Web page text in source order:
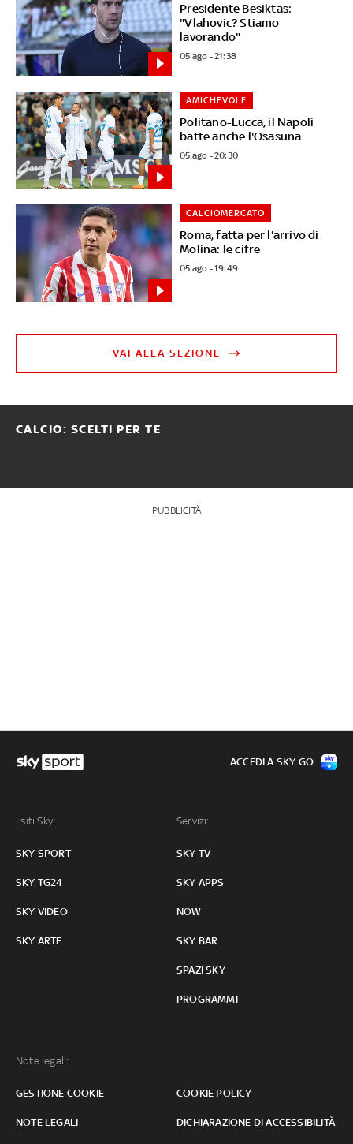
Presidente Besiktas:
"Vlahovic? Stiamo
lavorando"
05 ago - 21:38
Politano-Lucca, il Napoli
batte anche l'Osasuna
AMICHEVOLE
05 ago - 20:30
Roma, fatta per l'arrivo di
Molina: le cifre
CALCIOMERCATO
05 ago - 19:49
VAI ALLA SEZIONE
CALCIO: SCELTI PER TE
PUBBLICITÀ
I siti Sky:
SKY SPORT
SKY TG24
SKY VIDEO
SKY ARTE
Servizi:
SKY TV
SKY APPS
NOW
SKY BAR
SPAZI SKY
PROGRAMMI
Note legali:
GESTIONE COOKIE COOKIE POLICY
NOTE LEGALI DICHIARAZIONE DI ACCESSIBILITÀ
ACCEDI A SKY GO